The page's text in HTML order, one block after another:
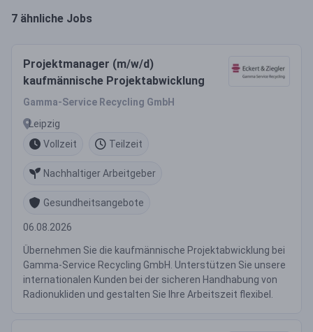
7 ähnliche Jobs
Projektmanager (m/w/d)
kaufmännische Projektabwicklung
Gamma-Service Recycling GmbH
Leipzig
Vollzeit
Teilzeit
Nachhaltiger Arbeitgeber
Gesundheitsangebote
06.08.2026
Übernehmen Sie die kaufmännische Projektabwicklung bei
Gamma-Service Recycling GmbH. Unterstützen Sie unsere
internationalen Kunden bei der sicheren Handhabung von
Radionukliden und gestalten Sie Ihre Arbeitszeit flexibel.